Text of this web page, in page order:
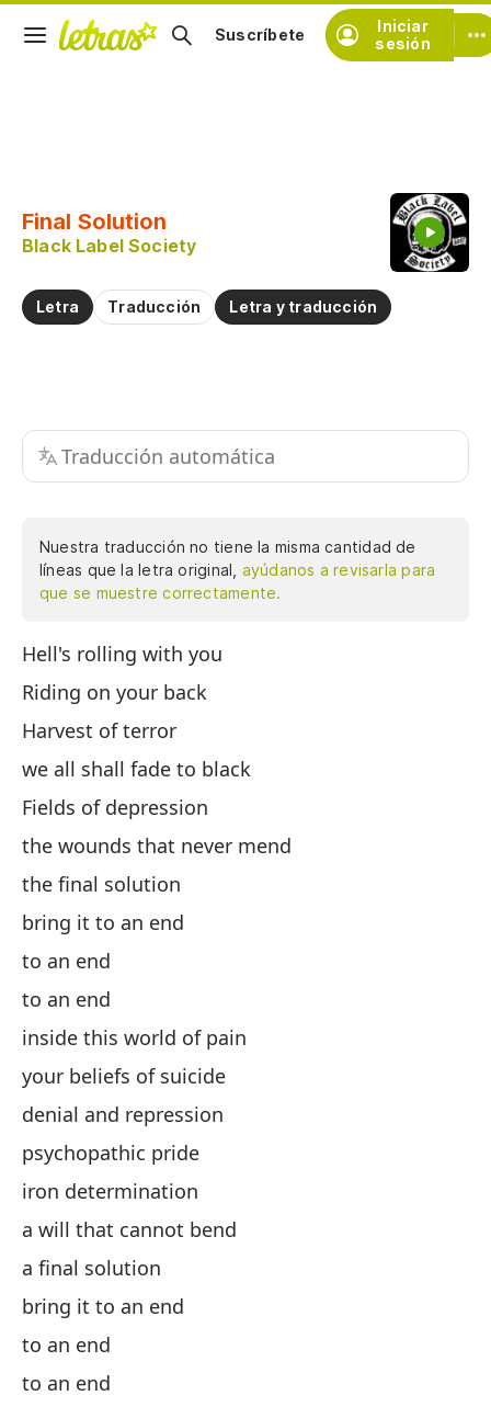
Iniciar
sesión
Suscríbete
Final Solution
Black Label Society
Letra Traducción Letra y traducción
Traducción automática
Nuestra traducción no tiene la misma cantidad de
líneas que la letra original, ayúdanos a revisarla para
que se muestre correctamente.
Hell's rolling with you
Riding on your back
Harvest of terror
we all shall fade to black
Fields of depression
the wounds that never mend
the final solution
bring it to an end
to an end
to an end
inside this world of pain
your beliefs of suicide
denial and repression
psychopathic pride
iron determination
a will that cannot bend
a final solution
bring it to an end
to an end
to an end
Practicar la pronunciación de